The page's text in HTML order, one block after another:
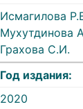
Исмагилова
Мухутдинова
Грахова С.И.
Год издания:
2020